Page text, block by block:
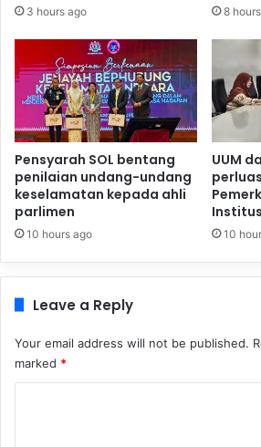
3 hours ago 8
Pensyarah SOL bentang
penilaian undang-undang
keselamatan kepada ahli
parlimen
10 hours ago
UUM
10
Leave a Reply
Your email address will not be published.
marked *